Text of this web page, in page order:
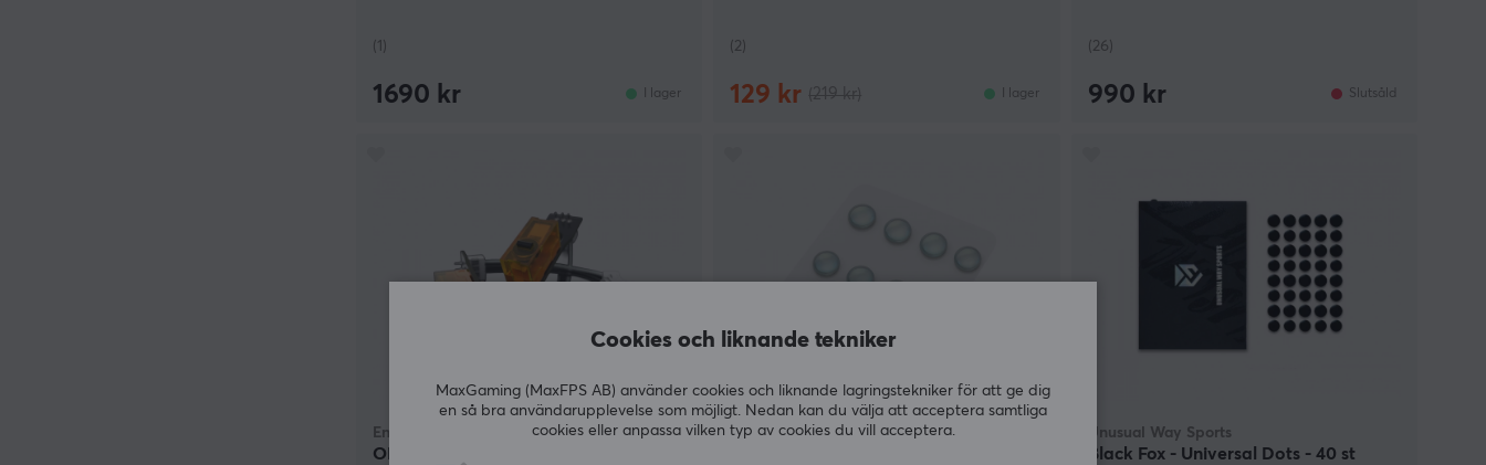
(1)
1690 kr I lager
(2)
129 kr I lager
(26)
990 kr Slutsåld
Endgame Gear
OP1 Switch Pack - TTC Dustproof
Pwnage Unusual Way Sports
Black Fox - Universal Dots - 40 st
Cookies och liknande tekniker
MaxGaming (MaxFPS AB) använder cookies och liknande lagringstekniker för att ge dig
en så bra användarupplevelse som möjligt. Nedan kan du välja att acceptera samtliga
cookies eller anpassa vilken typ av cookies du vill acceptera.